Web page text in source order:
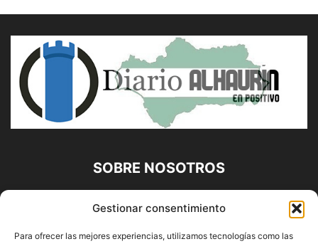
Gestionar consentimiento
Para ofrecer las mejores experiencias, utilizamos tecnologías como las
SOBRE NOSOTROS
Diario Alhaurín (www.alhaurindelatorre.com) Propiedad de
Francisco E. López López | 639 95 71 95 | Noticias de
Alhaurín de la Torre, Málaga y Provincia|